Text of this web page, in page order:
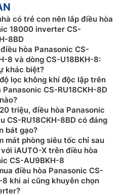
CS-N18AKH-8 được
khí Nanoe-G có hiệu
các hạt bụi. Nanoe-G giải
giữ các hạt bụi có kích
chúng trở lại bộ lọc giúp
nhà trong sạch hơn.
có trẻ con nên lắp điều hòa
18000 inverter CS-
8BD
hòa Panasonic CS-
8 và dòng CS-U18BKH-8:
khác biệt?
lọc không khí độc lập trên
Panasonic CS-RU18CKH-8D
triệu, điều hòa Panasonic
CS-RU18CKH-8BD có đáng
bát gạo?
mát phòng siêu tốc chỉ sau
iAUTO-X trên điều hòa
CS-AU9BKH-8
điều hòa Panasonic CS-
8 khi ai cũng khuyên chọn